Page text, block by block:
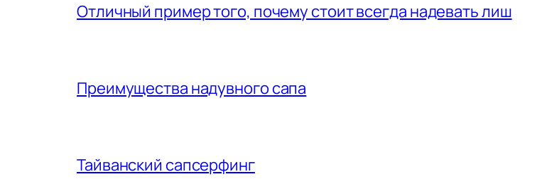
Отличный пример того, почему стоит всегда надевать лиш
Преимущества надувного сапа
Тайванский сапсерфинг